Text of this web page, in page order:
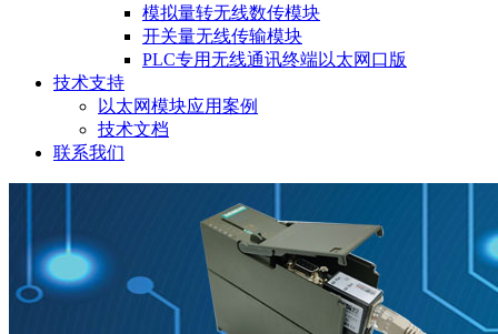
模拟量转无线数传模块
开关量无线传输模块
PLC专用无线通讯终端以太网口版
技术支持
以太网模块应用案例
技术文档
联系我们